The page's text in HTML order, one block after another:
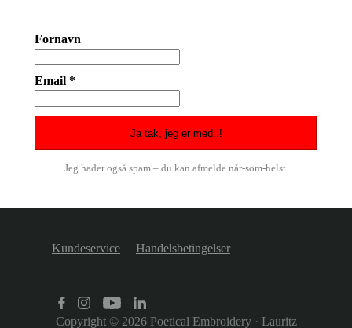
Fornavn
Email *
Jeg hader også spam – du kan afmelde når-som-helst.
Kundeservice Handelsbetingelser
Copyright © 2026 Poetical Embroidery · Lauritz